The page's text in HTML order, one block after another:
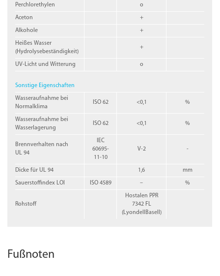
Perchlorethylen o
Aceton +
Alkohole +
Heißes Wasser
(Hydrolysebeständigkeit)
+
UV-Licht und Witterung o
Sonstige Eigenschaften
Wasseraufnahme bei
Normalklima
ISO 62 <0,1 %
Wasseraufnahme bei
Wasserlagerung
ISO 62 <0,1 %
Brennverhalten nach
UL 94
IEC
60695-
11-10
V-2 -
Dicke für UL 94 1,6 mm
Sauerstoffindex LOI ISO 4589 – %
Rohstoff
Hostalen PPR
7342 FL
(LyondellBasell)
Fußnoten